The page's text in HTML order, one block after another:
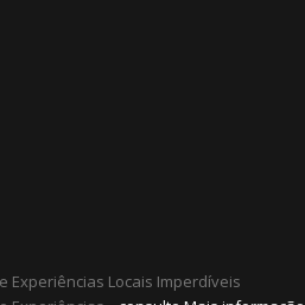
Experiências Locais Imperdíveis